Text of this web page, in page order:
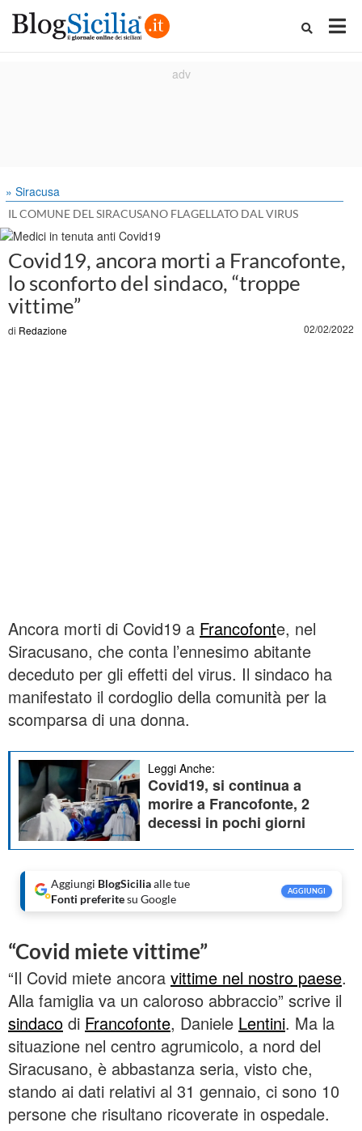
» Siracusa
IL COMUNE DEL SIRACUSANO FLAGELLATO DAL VIRUS
Covid19, ancora morti a Francofonte,
lo sconforto del sindaco, “troppe
vittime”
di Redazione 02/02/2022
Ancora morti di Covid19 a Francofonte, nel
Siracusano, che conta l’ennesimo abitante
deceduto per gli effetti del virus. Il sindaco ha
manifestato il cordoglio della comunità per la
scomparsa di una donna.
Leggi Anche:
Covid19, si continua a
morire a Francofonte, 2
decessi in pochi giorni
Aggiungi BlogSiciliaalle tue
Fonti preferitesu Google
AGGIUNGI
“Covid miete vittime”
“Il Covid miete ancora vittime nel nostro paese.
Alla famiglia va un caloroso abbraccio” scrive il
sindaco di Francofonte, Daniele Lentini. Ma la
situazione nel centro agrumicolo, a nord del
Siracusano, è abbastanza seria, visto che,
stando ai dati relativi al 31 gennaio, ci sono 10
persone che risultano ricoverate in ospedale.